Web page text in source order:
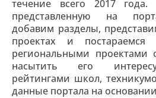
течение всего 2017
представленную на
добавим разделы,
проектах и постараемся
региональными проектами
насытить его
рейтингами школ,
данные портала на